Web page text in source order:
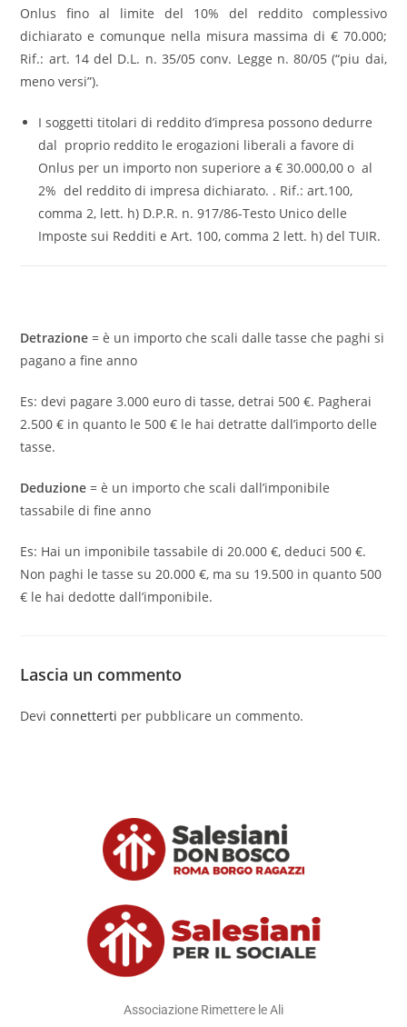
Onlus fino al limite del 10% del reddito complessivo
dichiarato e comunque nella misura massima di € 70.000;
Rif.: art. 14 del D.L. n. 35/05 conv. Legge n. 80/05 (“piu dai,
meno versi”).
I soggetti titolari di reddito d’impresa possono dedurre
dal proprio reddito le erogazioni liberali a favore di
Onlus per un importo non superiore a € 30.000,00 o al
2% del reddito di impresa dichiarato. . Rif.: art.100,
comma 2, lett. h) D.P.R. n. 917/86-Testo Unico delle
Imposte sui Redditi e Art. 100, comma 2 lett. h) del TUIR.
Detrazione= è un importo che scali dalle tasse che paghi si
pagano a fine anno
Es: devi pagare 3.000 euro di tasse, detrai 500 €. Pagherai
2.500 € in quanto le 500 € le hai detratte dall’importo delle
tasse.
Deduzione= è un importo che scali dall’imponibile
tassabile di fine anno
Es: Hai un imponibile tassabile di 20.000 €, deduci 500 €.
Non paghi le tasse su 20.000 €, ma su 19.500 in quanto 500
€ le hai dedotte dall’imponibile.
Lascia un commento
Deviconnetterti per pubblicare un commento.
Associazione Rimettere le Ali